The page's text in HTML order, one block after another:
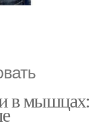
в мышцах: